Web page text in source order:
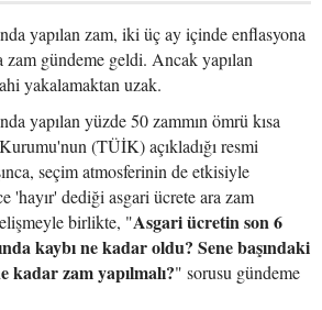
yapılan zam, iki üç ay içinde enflasyona
gündeme geldi. Ancak yapılan
yakalamaktan uzak.
yapılan yüzde 50 zammın ömrü kısa
(TÜİK) açıkladığı resmi
seçim atmosferinin de etkisiyle
'hayır' dediği asgari ücrete ara zam
birlikte, "Asgari ücretin son 6
kaybı ne kadar oldu? Sene başındaki
kadar zam yapılmalı?" sorusu gündeme